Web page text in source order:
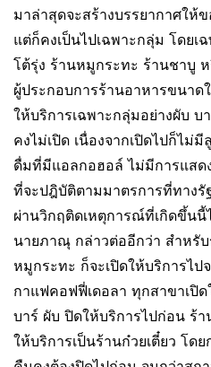
มาล่าสุดจะสร้างบรรยากาศใ
แต่ก็คงเป็นไปเฉพาะกลุ่ม โดย
โต้รุ่ง ร้านหมูกระทะ ร้านชาบู
ผู้ประกอบการร้านอาหารขนา
ให้บริการเฉพาะกลุ่มอย่างผับ
คงไม่เปิด เนื่องจากเปิดไปก็ไม่
ดื่มที่มีแอลกอฮอล์ ไม่มีการแสด
ที่จะปฎิบัติตามมาตรการที่ทาง
ผ่านวิกฤติดเหตุการณ์ที่เกิดขึ้นนี้
นายภาณุ กล่าวต่ออีกว่า สำหรั
หมูกระทะ ก็จะเปิดให้บริการไป
กาแฟคอฟฟี่เดอลา ทุกสาขาเปิ
บาร์ ผับ ปิดให้บริการไปก่อน ร้
ให้บริการเป็นร้านก๋วยเตี๋ยว โด